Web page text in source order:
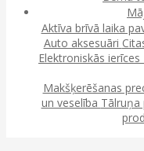
Aktīva brīvā laika
Auto aksesuāri
Elektroniskās ierīces
Makšķerēšanas
un veselība Tālruņa